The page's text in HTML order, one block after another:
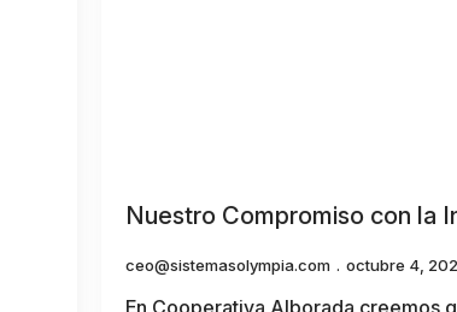
Nuestro Compromiso con la
ceo@sistemasolympia.com octubre 4,